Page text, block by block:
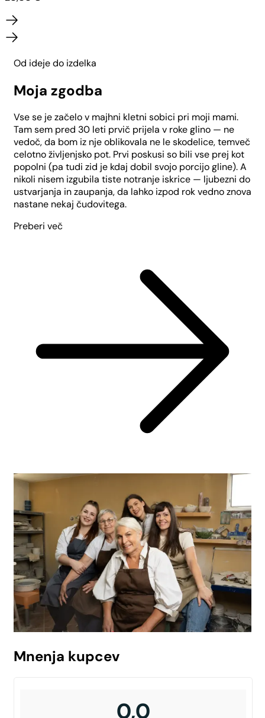
Od ideje do izdelka
Moja zgodba
Vse se je začelo v majhni kletni sobici pri moji mami.
Tam sem pred 30 leti prvič prijela v roke glino — ne
vedoč, da bom iz nje oblikovala ne le skodelice, temveč
celotno življenjsko pot. Prvi poskusi so bili vse prej kot
popolni (pa tudi zid je kdaj dobil svojo porcijo gline). A
nikoli nisem izgubila tiste notranje iskrice — ljubezni do
ustvarjanja in zaupanja, da lahko izpod rok vedno znova
nastane nekaj čudovitega.
Preberi več
Mnenja kupcev
0,0